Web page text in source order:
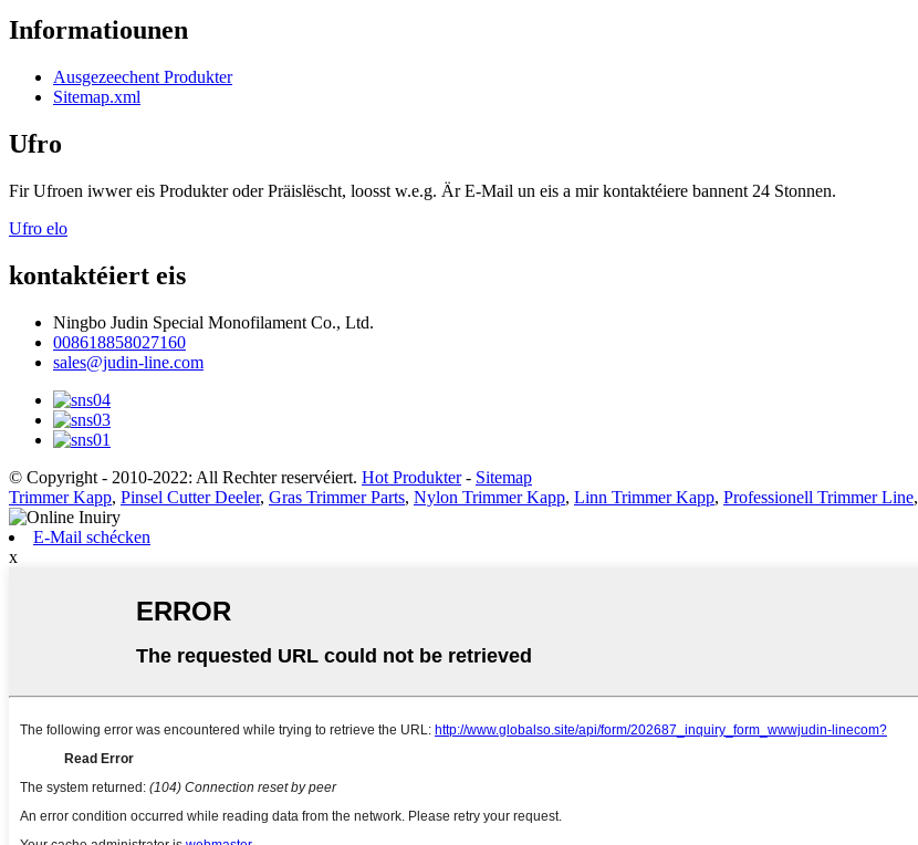
Informatiounen
Ausgezeechent Produkter
Sitemap.xml
Ufro
Fir Ufroen iwwer eis Produkter oder Präislëscht, loosst w.e.g. Är E-Mail un eis a mir kontaktéiere bannent 24 Stonnen.
Ufro elo
kontaktéiert eis
Ningbo Judin Special Monofilament Co., Ltd.
008618858027160
sales@judin-line.com
© Copyright - 2010-2022: All Rechter reservéiert. Hot Produkter- Sitemap
Trimmer Kapp, Pinsel Cutter Deeler, Gras Trimmer Parts, Nylon Trimmer Kapp, Linn Trimmer Kapp, Professionell Trimmer Line,
E-Mail schécken
x